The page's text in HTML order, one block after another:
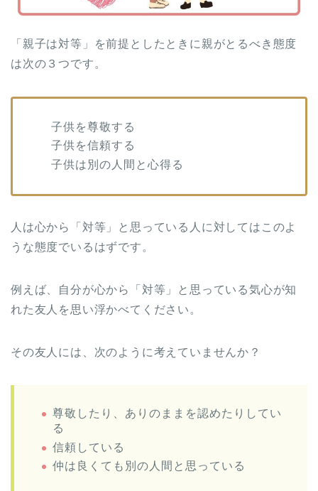
「親子は対等」を前提としたときに親がとるべき態度
は次の３つです。
子供を尊敬する
子供を信頼する
子供は別の人間と心得る
人は心から「対等」と思っている人に対してはこのよ
うな態度でいるはずです。
例えば、自分が心から「対等」と思っている気心が知
れた友人を思い浮かべてください。
その友人には、次のように考えていませんか？
尊敬したり、ありのままを認めたりしてい
る
信頼している
仲は良くても別の人間と思っている